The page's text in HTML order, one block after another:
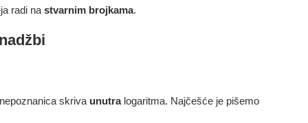
radi na stvarnim brojkama.
skriva unutralogaritma. Najčešće je pišemo